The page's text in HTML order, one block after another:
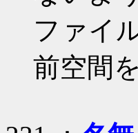
ファイ
前空間